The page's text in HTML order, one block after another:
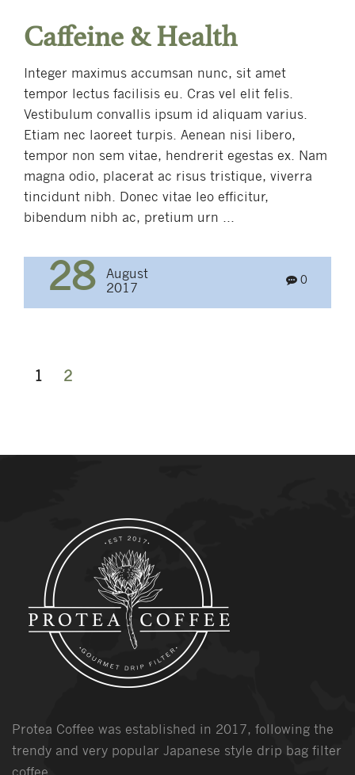
Caffeine & Health
Integer maximus accumsan nunc, sit amet
tempor lectus facilisis eu. Cras vel elit felis.
Vestibulum convallis ipsum id aliquam varius.
Etiam nec laoreet turpis. Aenean nisi libero,
tempor non sem vitae, hendrerit egestas ex. Nam
magna odio, placerat ac risus tristique, viverra
tincidunt nibh. Donec vitae leo efficitur,
bibendum nibh ac, pretium urn ...
28
August
2017
0
Posts
1 2
Protea Coffee was established in 2017, following the
trendy and very popular Japanese style drip bag filter